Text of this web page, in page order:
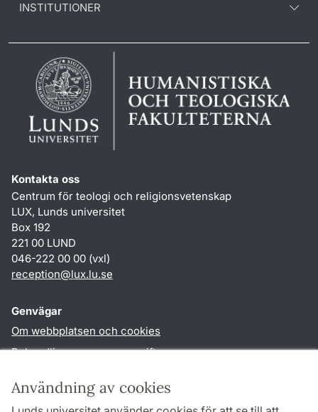
Användning av cookies
INSTITUTIONER
Kontakta oss
Centrum för teologi och religionsvetenskap
LUX, Lunds universitet
Box 192
221 00 LUND
046-222 00 00 (vxl)
reception@lux.lu.se
Genvägar
Om webbplatsen och cookies
Behandling av personuppgifter
TYPO3-login